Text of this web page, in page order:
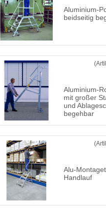
Aluminium-
beidseitig
Aluminium-
mit großer
und
begehbar
Alu-
Handlauf